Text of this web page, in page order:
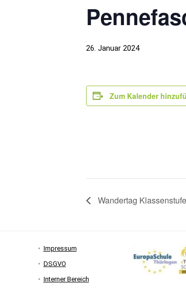
26. Januar 2024
Zum Kalender
Wandertag
Impressum
DSGVO
Interner Bereich